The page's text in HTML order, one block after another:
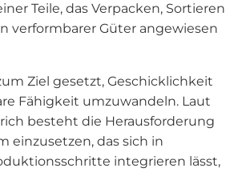
Teile, das Verpacken, Sortieren
verformbarer Güter angewiesen
Ziel gesetzt, Geschicklichkeit
Fähigkeit umzuwandeln. Laut
besteht die Herausforderung
einzusetzen, das sich in
integrieren lässt,